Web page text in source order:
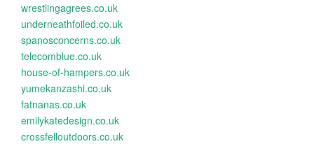
wrestlingagrees.co.uk
underneathfoiled.co.uk
spanosconcerns.co.uk
telecomblue.co.uk
house-of-hampers.co.uk
yumekanzashi.co.uk
fatnanas.co.uk
emilykatedesign.co.uk
crossfelloutdoors.co.uk